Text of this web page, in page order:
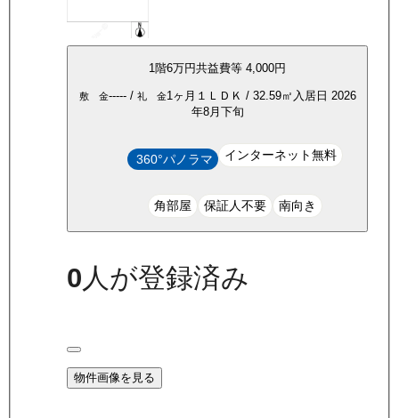
1階6万円共益費等 4,000円
敷 金-----/ 礼 金1ヶ月 １ＬＤＫ / 32.59㎡ 入居日 2026
年8月下旬
360°パノラマ インターネット無料
角部屋 保証人不要 南向き
0 人が登録済み
物件画像を見る